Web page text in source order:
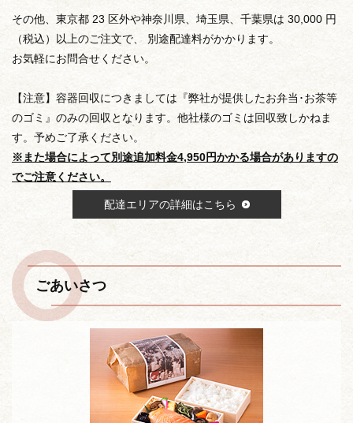
その他、東京都 23 区外や神奈川県、埼玉県、千葉県は 30,000 円
（税込）以上のご注文で、 別途配達料がかかります。
お気軽にお問合せください。
【注意】容器回収につきましては『弊社が提供したお弁当･お茶等
のゴミ』のみの回収となります。他社様のゴミは回収致しかねま
す。予めご了承ください。
※また場合によって別途追加料金4,950円かかる場合がありますの
でご注意ください。
配達エリアの詳細はこちら
ごあいさつ